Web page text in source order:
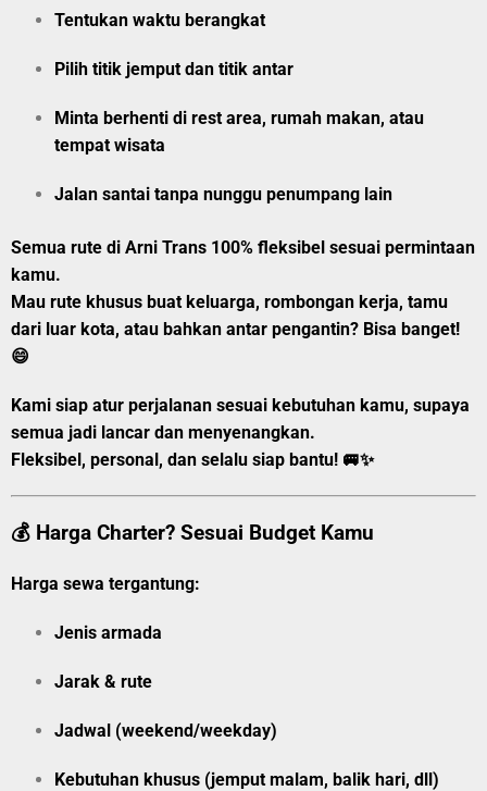
Tentukan waktu berangkat
Pilih titik jemput dan titik antar
Minta berhenti di rest area, rumah makan, atau
tempat wisata
Jalan santai tanpa nunggu penumpang lain
Semua rute di Arni Trans 100% fleksibel sesuai permintaan
kamu.
Mau rute khusus buat keluarga, rombongan kerja, tamu
dari luar kota, atau bahkan antar pengantin? Bisa banget!
😄
Kami siap atur perjalanan sesuai kebutuhan kamu, supaya
semua jadi lancar dan menyenangkan.
Fleksibel, personal, dan selalu siap bantu! 🚐✨
💰 Harga Charter? Sesuai Budget Kamu
Harga sewa tergantung:
Jenis armada
Jarak & rute
Jadwal (weekend/weekday)
Kebutuhan khusus (jemput malam, balik hari, dll)